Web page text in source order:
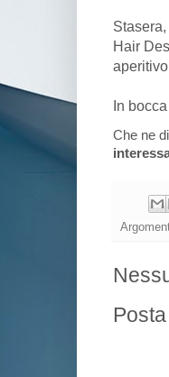
Hair
In
Che ne